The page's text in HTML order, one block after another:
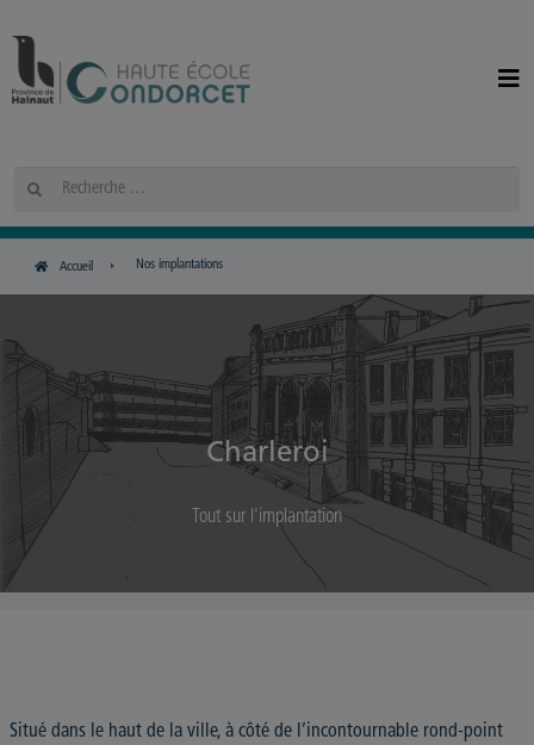
Rechercher
Accueil Nos implantations
Charleroi
Tout sur l'implantation
Situé dans le haut de la ville, à côté de l’incontournable rond-point